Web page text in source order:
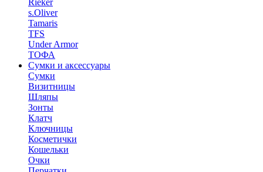
Rieker
s.Oliver
Tamaris
TFS
Under Armor
ТОФА
Сумки и аксессуары
Сумки
Визитницы
Шляпы
Зонты
Клатч
Ключницы
Косметички
Кошельки
Очки